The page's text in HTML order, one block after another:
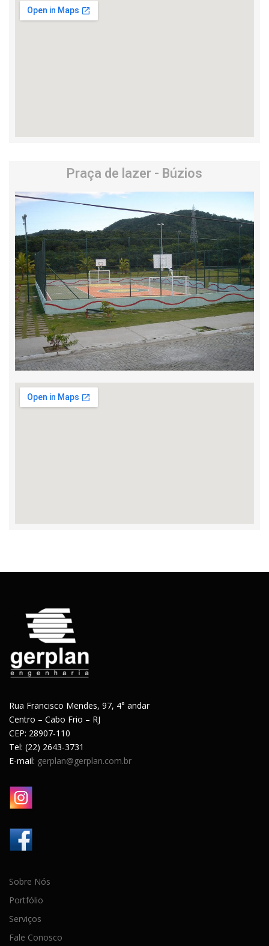
Praça de lazer - Búzios
Rua Francisco Mendes, 97, 4° andar
Centro – Cabo Frio – RJ
CEP: 28907-110
Tel: (22) 2643-3731
E-mail: gerplan@gerplan.com.br
Sobre Nós
Portfólio
Serviços
Fale Conosco